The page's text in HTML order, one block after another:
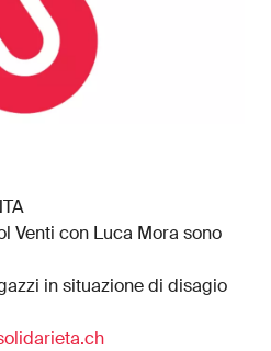
Venti con Luca Mora sono
in situazione di disagio